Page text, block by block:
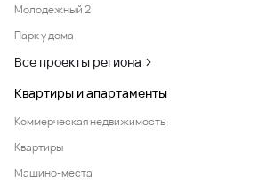
Молодежный 2
Парк у дома
Все проекты региона
Квартиры и апартаменты
Коммерческая недвижимость
Квартиры
Машино-места